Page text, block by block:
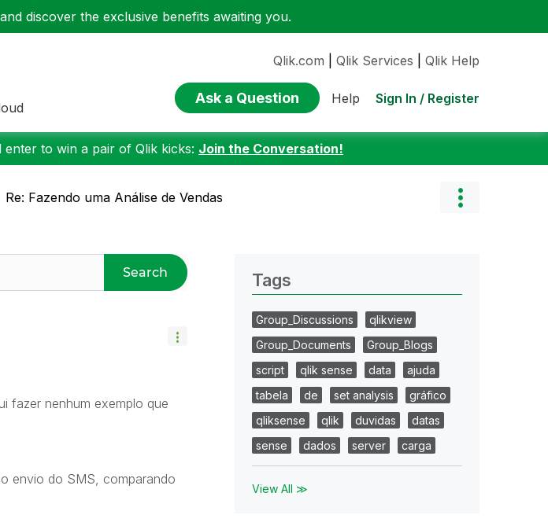
discover the exclusive benefits awaiting you.
Qlik.com Qlik Services Qlik Help
Ask a Question Help Sign In / Register
to win a pair of Qlik kicks: Join the Conversation!
Re: Fazendo uma Análise de Vendas
Search
fazer nenhum exemplo que
envio do SMS, comparando
Tags
Group_Discussions
qlikview
Group_Documents
Group_Blogs
script
qlik sense data
ajuda
tabela
de set analysis
gráfico
qliksense
qlik duvidas
datas
sense
dados server carga
View All ≫